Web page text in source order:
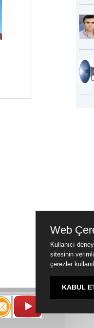
Web
Kullanıcı
sitesinin verimli
çerezler
KABUL